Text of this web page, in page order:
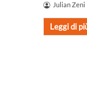
Julian Zeni
Leggi di